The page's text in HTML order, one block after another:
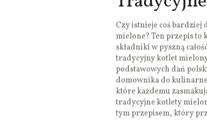
Czy istnieje coś
mielone? Ten przepis to
składniki w pyszną
tradycyjny kotlet
podstawowych dań
domownika do
które każdemu
tradycyjne kotlety
tym przepisem, który